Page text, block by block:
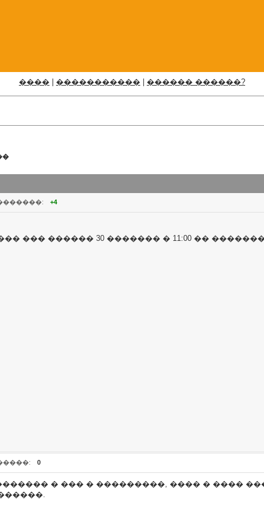
���� ����������� ������ ������?
+4
��� ������ 30 ������� � 11:00 ��
0
� ��� � ���������, ���� � ����